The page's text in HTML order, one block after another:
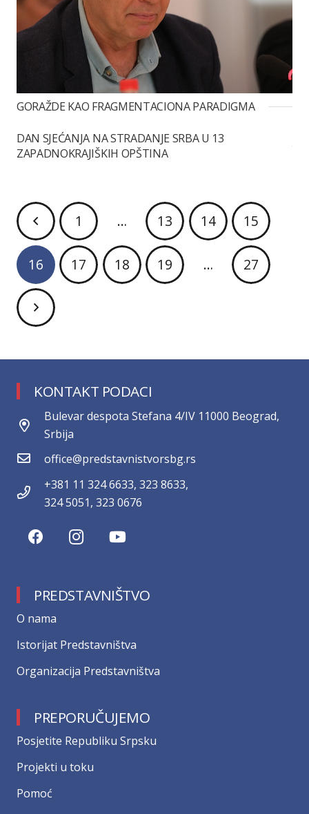
GORAŽDE KAO FRAGMENTACIONA PARADIGMA
DAN SJEĆANJA NA STRADANJE SRBA U 13
ZAPADNOKRAJIŠKIH OPŠTINA
1 … 13 14 15
16 17 18 19 … 27
KONTAKT PODACI
Bulevar despota Stefana 4/IV 11000 Beograd,
Srbija
office@predstavnistvorsbg.rs
+381 11 324 6633, 323 8633,
324 5051, 323 0676
PREDSTAVNIŠTVO
О nama
Istorijat Predstavništva
Organizacija Predstavništva
PREPORUČUJEMO
Posjetite Republiku Srpsku
Projekti u toku
Pomoć